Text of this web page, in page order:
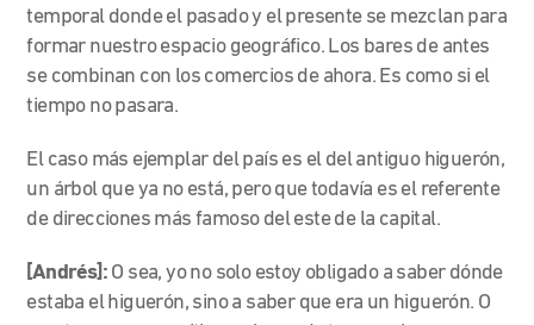
temporal donde el pasado y el presente se mezclan para
formar nuestro espacio geográfico. Los bares de antes
se combinan con los comercios de ahora. Es como si el
tiempo no pasara.
El caso más ejemplar del país es el del antiguo higuerón,
un árbol que ya no está, pero que todavía es el referente
de direcciones más famoso del este de la capital.
[Andrés]: O sea, yo no solo estoy obligado a saber dónde
estaba el higuerón, sino a saber que era un higuerón. O